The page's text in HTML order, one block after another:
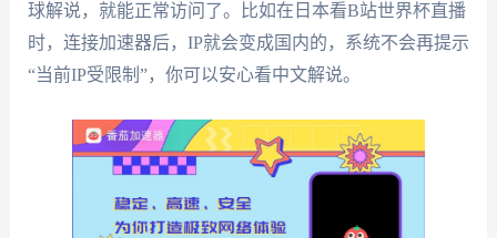
球解说，就能正常访问了。比如在日本看B站世界杯直播
时，连接加速器后，IP就会变成国内的，系统不会再提示
“当前IP受限制”，你可以安心看中文解说。